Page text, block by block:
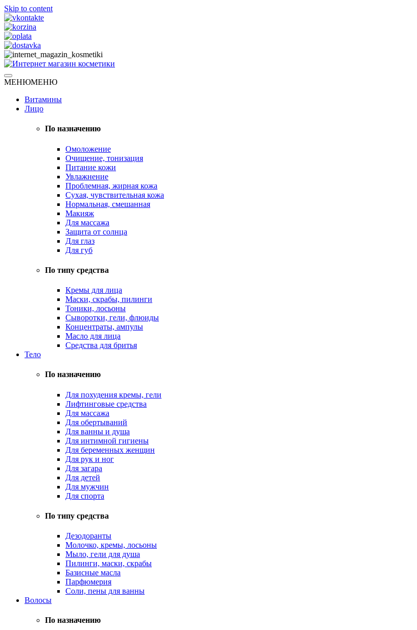
Skip to content
Интернет магазин косметики
Натуральная косметика
МЕНЮМЕНЮ
Витамины
Лицо
По назначению
Омоложение
Очищение, тонизация
Питание кожи
Увлажнение
Проблемная, жирная кожа
Сухая, чувствительная кожа
Нормальная, смешанная
Макияж
Для массажа
Защита от солнца
Для глаз
Для губ
По типу средства
Кремы для лица
Маски, скрабы, пилинги
Тоники, лосьоны
Сыворотки, гели, флюиды
Концентраты, ампулы
Масло для лица
Средства для бритья
Тело
По назначению
Для похудения кремы, гели
Лифтинговые средства
Для массажа
Для обертываний
Для ванны и душа
Для интимной гигиены
Для беременных женщин
Для рук и ног
Для загара
Для детей
Для мужчин
Для спорта
По типу средства
Дезодоранты
Молочко, кремы, лосьоны
Мыло, гели для душа
Пилинги, маски, скрабы
Базисные масла
Парфюмерия
Соли, пены для ванны
Волосы
По назначению